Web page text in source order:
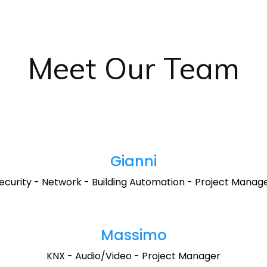
Meet Our Team
Gianni
- Network - Building Automation - Project
Massimo
KNX - Audio/Video - Project Manager